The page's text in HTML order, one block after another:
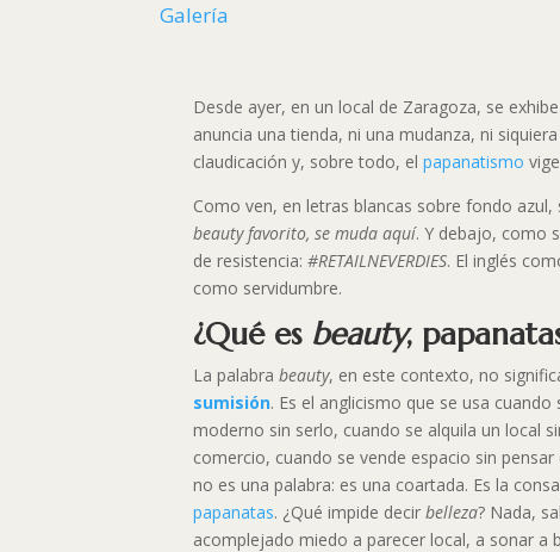
Galería
Desde ayer, en un local de Zaragoza, se
anuncia una tienda, ni una mudanza, ni
claudicación y, sobre todo, elpapanatismo
Como ven, en letras blancas sobre fondo azul,
beauty favorito, se muda aquí. Y debajo, como
de resistencia:#RETAILNEVERDIES. El inglés
como servidumbre.
¿Qué es beauty,
La palabrabeauty, en este contexto, no
sumisión. Es el anglicismo que se usa cuando
moderno sin serlo, cuando se alquila un local
comercio, cuando se vende espacio sin
no es una palabra: es una coartada. Es la
papanatas. ¿Qué impide decirbelleza? Nada,
acomplejado miedo a parecer local, a sonar a